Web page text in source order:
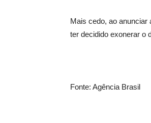
Mais cedo, ao anunciar
ter decidido exonerar o
Fonte: Agência Brasil